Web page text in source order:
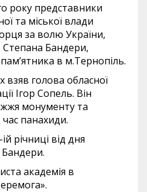
року представники
та міської влади
за волю України,
Бандери,
в м.Тернопіль.
взяв голова обласної
Ігор Сопель. Він
монументу та
час панахиди.
річниці від дня
академія в